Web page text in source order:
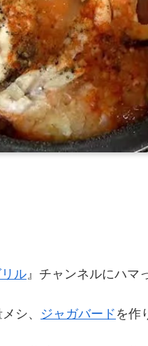
ル 』チャンネルにハマ
シ、 ジャガバード を作